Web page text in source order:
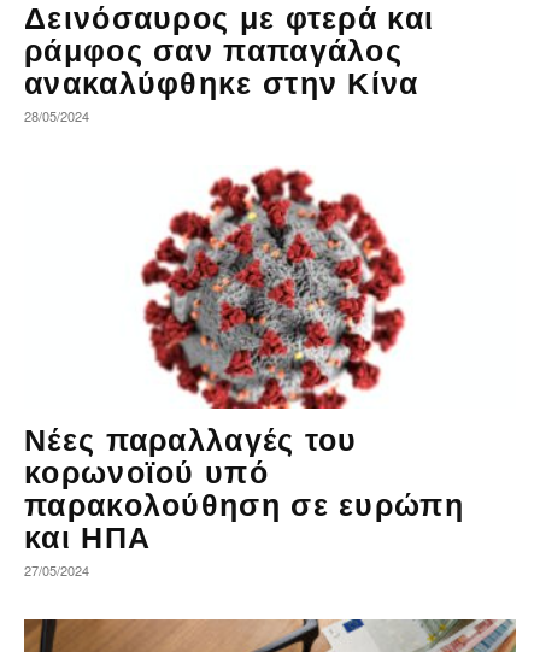
Δεινόσαυρος με φτερά και
ράμφος σαν παπαγάλος
ανακαλύφθηκε στην Κίνα
28/05/2024
Νέες παραλλαγές του
κορωνοϊού υπό
παρακολούθηση σε ευρώπη
και ΗΠΑ
27/05/2024